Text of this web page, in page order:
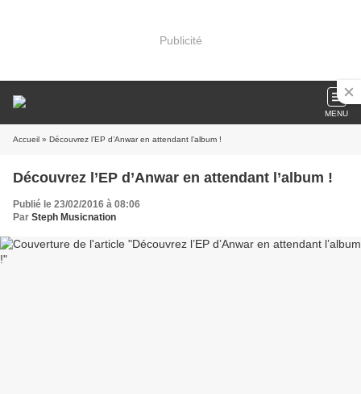
Publicité
MENU
Accueil » Découvrez l’EP d’Anwar en attendant l’album !
Découvrez l’EP d’Anwar en attendant l’album !
Publié le 23/02/2016 à 08:06
Par Steph Musicnation